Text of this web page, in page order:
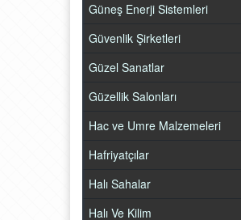
Güneş Enerji Sistemleri
Güvenlik Şirketleri
Güzel Sanatlar
Güzellik Salonları
Hac ve Umre Malzemeleri
Hafriyatçılar
Halı Sahalar
Halı Ve Kilim